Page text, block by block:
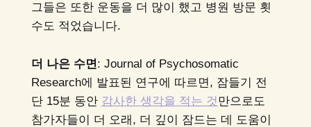
그들은 또한 운동을 더 많이 했고 병원 방문 횟
수도 적었습니다.
더 나은 수면 : Journal of Psychosomatic
Research에 발표된 연구에 따르면, 잠들기 전
단 15분 동안 감사한 생각을 적는 것만으로도
참가자들이 더 오래, 더 깊이 잠드는 데 도움이